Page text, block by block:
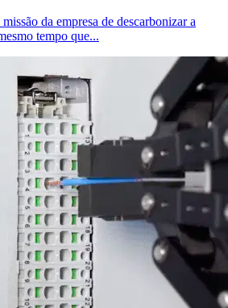
da empresa de descarbonizar a
tempo que...